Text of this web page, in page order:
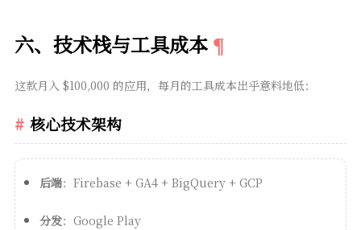
六、技术栈与工具成本
这款月入 $100,000 的应用，每月的工具成本出乎意料地低：
核心技术架构
后端：Firebase + GA4 + BigQuery + GCP
分发：Google Play